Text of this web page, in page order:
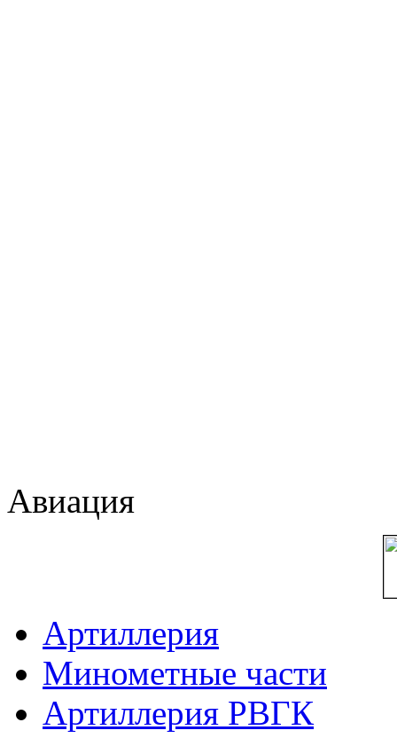
Авиация
Артиллерия
Минометные части
Артиллерия РВГК